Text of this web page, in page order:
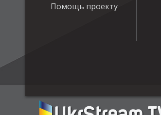
Помощь проекту